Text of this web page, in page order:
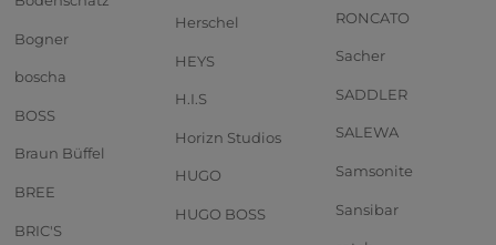
Bogner
boscha
BOSS
Braun Büffel
BREE
BRIC'S
Herschel
HEYS
H.I.S
Horizn Studios
HUGO
HUGO BOSS
RONCATO
Sacher
SADDLER
SALEWA
Samsonite
Sansibar